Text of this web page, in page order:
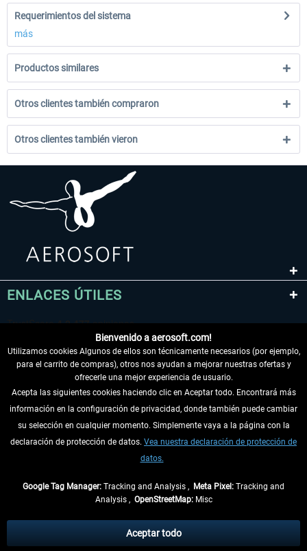
Requerimientos del sistema
más
Productos similares
Otros clientes también compraron
Otros clientes también vieron
ENLACES ÚTILES
DESISTIR DEL CONTRATO
INFORMACIÓN
tasas de recepción si no se describe lo contrario
** De aplicación a envíos dentro de Alemania. Los plazos de envío para los
Bienvenido a aerosoft.com!
Utilizamos cookies Algunos de ellos son técnicamente necesarios (por ejemplo,
para el carrito de compras), otros nos ayudan a mejorar nuestras ofertas y
ofrecerle una mejor experiencia de usuario.
Acepta las siguientes cookies haciendo clic en Aceptar todo. Encontrará más
información en la configuración de privacidad, donde también puede cambiar
su selección en cualquier momento. Simplemente vaya a la página con la
declaración de protección de datos. Vea nuestra declaración de protección de
datos.
Google Tag Manager: Tracking and Analysis , Meta Pixel: Tracking and
Analysis , OpenStreetMap:Misc
Aceptar todo